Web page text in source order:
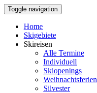
Toggle navigation
Home
Skigebiete
Skireisen
Alle Termine
Individuell
Skiopenings
Weihnachtsferien
Silvester